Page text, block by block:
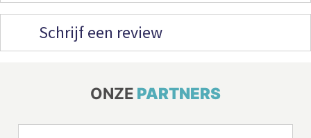
Schrijf een review
ONZE PARTNERS